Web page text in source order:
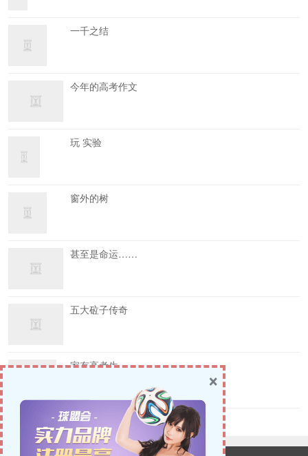
一千之结
今年的高考作文
玩 实验
窗外的树
甚至是命运……
五大砬子传奇
家有高考生 ×